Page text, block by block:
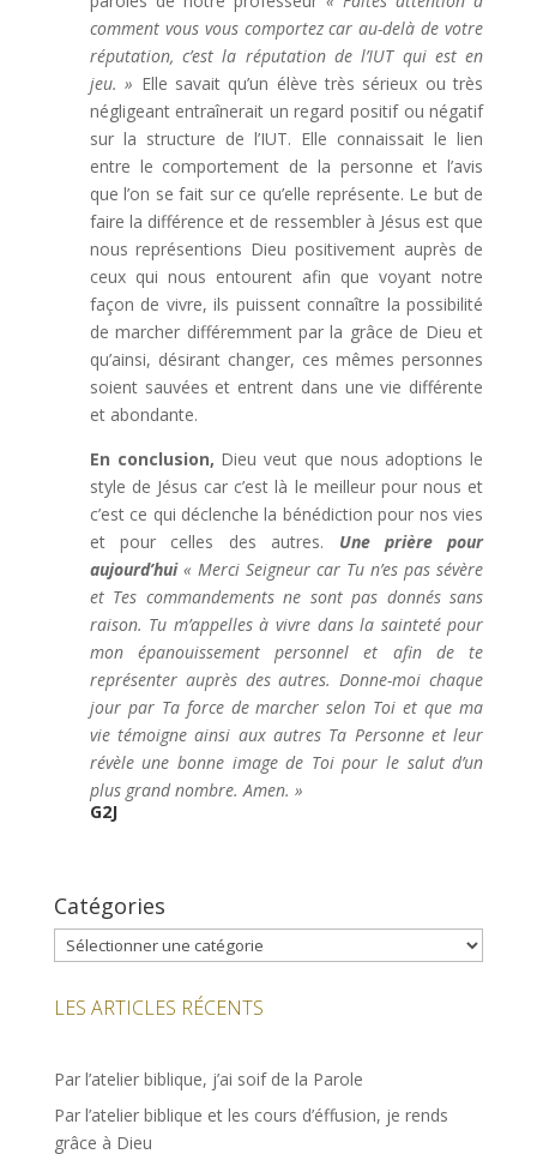
comment vous vous comportez car au-delà de votre
réputation, c’est la réputation de l’IUT qui est en
jeu. » Elle savait qu’un élève très sérieux ou très
négligeant entraînerait un regard positif ou négatif
sur la structure de l’IUT. Elle connaissait le lien
entre le comportement de la personne et l’avis
que l’on se fait sur ce qu’elle représente. Le but de
faire la différence et de ressembler à Jésus est que
nous représentions Dieu positivement auprès de
ceux qui nous entourent afin que voyant notre
façon de vivre, ils puissent connaître la possibilité
de marcher différemment par la grâce de Dieu et
qu’ainsi, désirant changer, ces mêmes personnes
soient sauvées et entrent dans une vie différente
et abondante.
En conclusion, Dieu veut que nous adoptions le
style de Jésus car c’est là le meilleur pour nous et
c’est ce qui déclenche la bénédiction pour nos vies
et pour celles des autres. Une prière pour
aujourd’hui « Merci Seigneur car Tu n’es pas sévère
et Tes commandements ne sont pas donnés sans
raison. Tu m’appelles à vivre dans la sainteté pour
mon épanouissement personnel et afin de te
représenter auprès des autres. Donne-moi chaque
jour par Ta force de marcher selon Toi et que ma
vie témoigne ainsi aux autres Ta Personne et leur
révèle une bonne image de Toi pour le salut d’un
plus grand nombre. Amen. »
G2J
Catégories
Catégories
LES ARTICLES RÉCENTS
Par l’atelier biblique, j’ai soif de la Parole
Par l’atelier biblique et les cours d’éffusion, je rends
grâce à Dieu